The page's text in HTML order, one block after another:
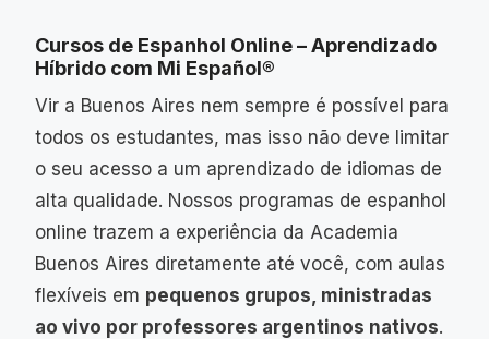
Cursos de Espanhol Online – Aprendizado
Híbrido com Mi Español®
Vir a Buenos Aires nem sempre é possível para
todos os estudantes, mas isso não deve limitar
o seu acesso a um aprendizado de idiomas de
alta qualidade. Nossos programas de espanhol
online trazem a experiência da Academia
Buenos Aires diretamente até você, com aulas
flexíveis em pequenos grupos, ministradas
ao vivo por professores argentinos nativos.